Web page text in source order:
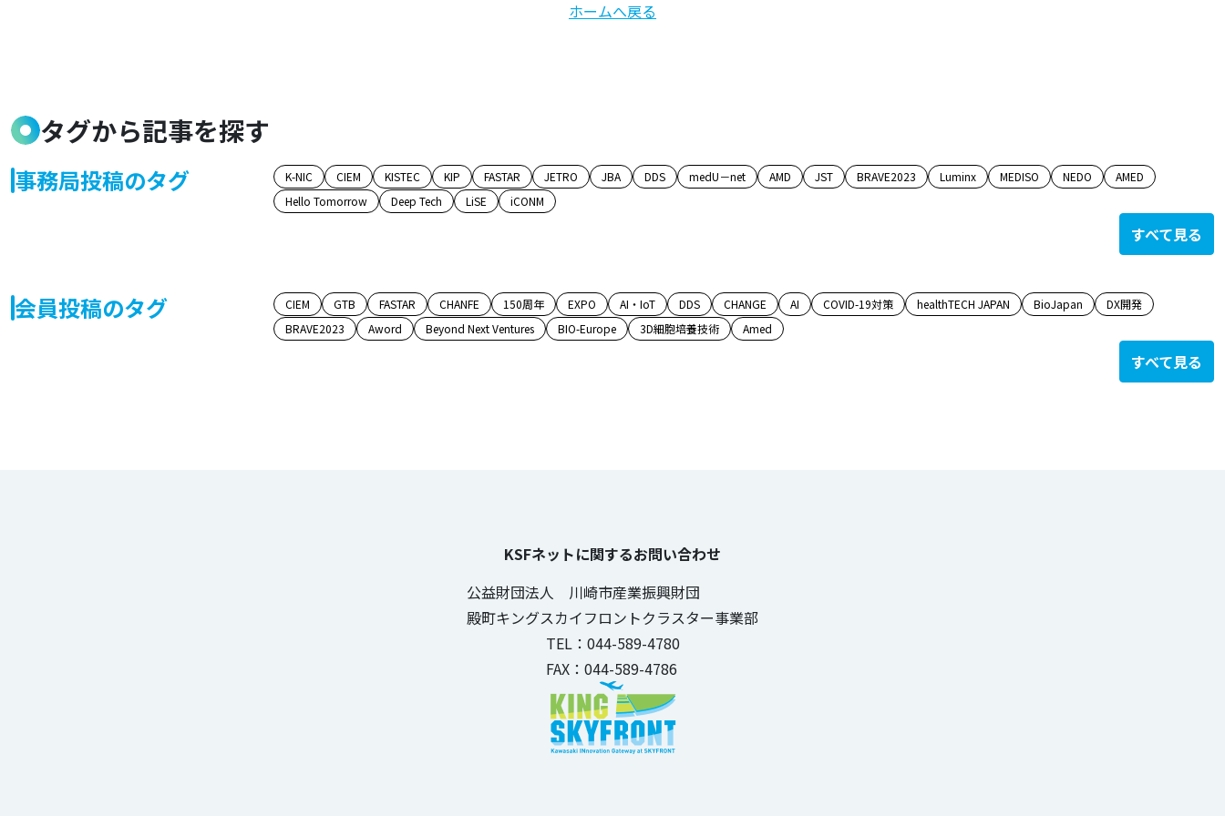
ホームへ戻る
タグから記事を探す
事務局投稿のタグ K-NIC CIEM KISTEC KIP FASTAR JETRO JBA DDS medU－net AMD JST BRAVE2023 Luminx MEDISO NEDO
AMED
Hello Tomorrow
Deep Tech LiSE iCONM
すべて見る
会員投稿のタグ CIEM GTB FASTAR CHANFE 150周年 EXPO AI・IoT DDS CHANGE AI COVID-19対策 healthTECH JAPAN BioJapan
DX開発
BRAVE2023
Aword Beyond Next Ventures BIO-Europe 3D細胞培養技術 Amed
すべて見る
KSFネットに関するお問い合わせ
公益財団法人 川崎市産業振興財団
殿町キングスカイフロントクラスター事業部
TEL：044-589-4780
FAX：044-589-4786